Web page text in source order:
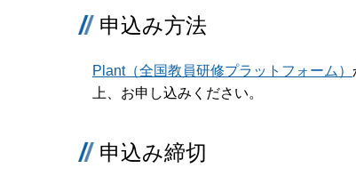
申込み方法
Plant（全国教員研修プラットフォーム）
上、お申し込みください。
申込み締切